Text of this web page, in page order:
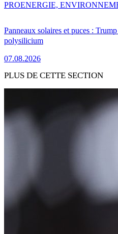
Panneaux solaires et puces :
polysilicium
07.08.2026
PROENERGIE,
PLUS DE CETTE SECTION